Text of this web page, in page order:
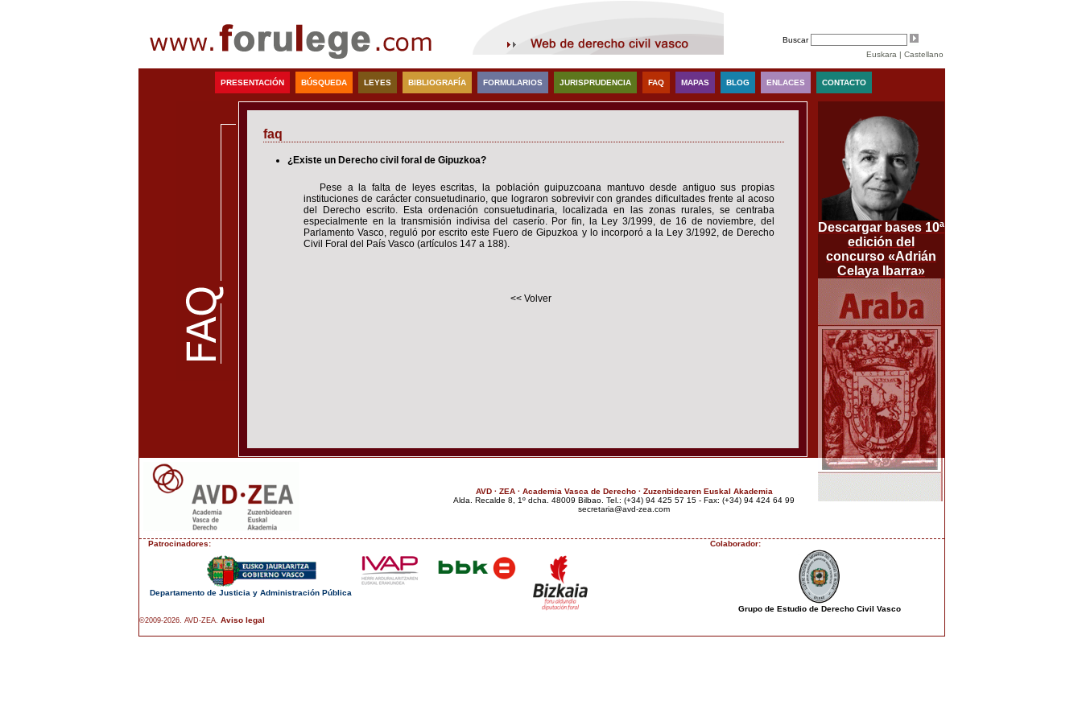
Buscar
Euskara | Castellano
PRESENTACIÓN BÚSQUEDA LEYES BIBLIOGRAFÍA FORMULARIOS JURISPRUDENCIA FAQ MAPAS BLOG ENLACES CONTACTO
Descargar bases 10ª
edición del
concurso «Adrián
Celaya Ibarra»
faq
¿Existe un Derecho civil foral de Gipuzkoa?
Pese a la falta de leyes escritas, la población guipuzcoana mantuvo desde antiguo sus propias
instituciones de carácter consuetudinario, que lograron sobrevivir con grandes dificultades frente al acoso
del Derecho escrito. Esta ordenación consuetudinaria, localizada en las zonas rurales, se centraba
especialmente en la transmisión indivisa del caserío. Por fin, la Ley 3/1999, de 16 de noviembre, del
Parlamento Vasco, reguló por escrito este Fuero de Gipuzkoa y lo incorporó a la Ley 3/1992, de Derecho
Civil Foral del País Vasco (artículos 147 a 188).
<< Volver
AVD · ZEA · Academia Vasca de Derecho · Zuzenbidearen Euskal Akademia
Alda. Recalde 8, 1º dcha. 48009 Bilbao. Tel.: (+34) 94 425 57 15 - Fax: (+34) 94 424 64 99
moc.aez-dva@airaterces
Patrocinadores:
Departamento de Justicia y Administración Pública
Colaborador:
Grupo de Estudio de Derecho Civil Vasco
©2009-2026. AVD-ZEA. Aviso legal